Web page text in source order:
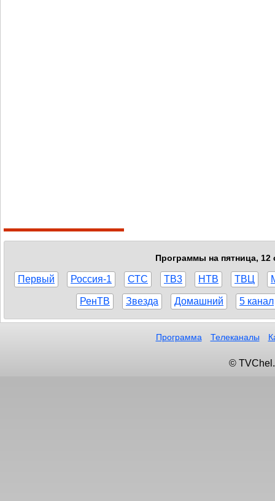
Программы на пятница, 12
Первый Россия-1 СТС ТВ3 НТВ ТВЦ
РенТВ Звезда Домашний 5 канал
Программа Телеканалы
©